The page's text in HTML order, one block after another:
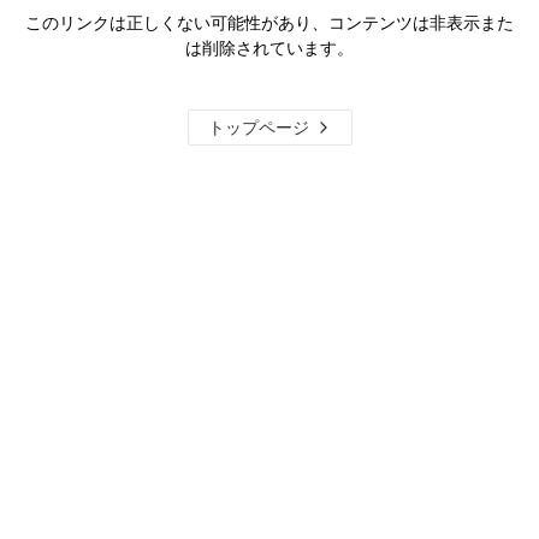
このリンクは正しくない可能性があり、コンテンツは非表示また
は削除されています。
トップページ